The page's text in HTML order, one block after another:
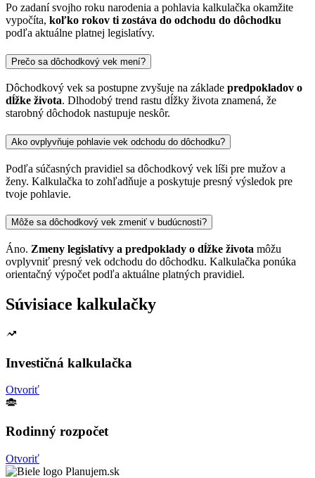
Po zadaní svojho roku narodenia a pohlavia kalkulačka okamžite
vypočíta, koľko rokov ti zostáva do odchodu do dôchodku
podľa aktuálne platnej legislatívy.
Prečo sa dôchodkový vek mení?
Dôchodkový vek sa postupne zvyšuje na základe predpokladov o
dĺžke života. Dlhodobý trend rastu dĺžky života znamená, že
starobný dôchodok nastupuje neskôr.
Ako ovplyvňuje pohlavie vek odchodu do dôchodku?
Podľa súčasných pravidiel sa dôchodkový vek líši pre mužov a
ženy. Kalkulačka to zohľadňuje a poskytuje presný výsledok pre
tvoje pohlavie.
Môže sa dôchodkový vek zmeniť v budúcnosti?
Áno. Zmeny legislatívy a predpoklady o dĺžke života môžu
ovplyvniť presný vek odchodu do dôchodku. Kalkulačka ponúka
orientačný výpočet podľa aktuálne platných pravidiel.
Súvisiace kalkulačky
Investičná kalkulačka
Otvoriť
Rodinný rozpočet
Otvoriť